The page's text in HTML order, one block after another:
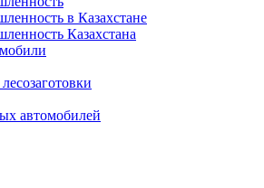
в Казахстане
Казахстана
автомобилей